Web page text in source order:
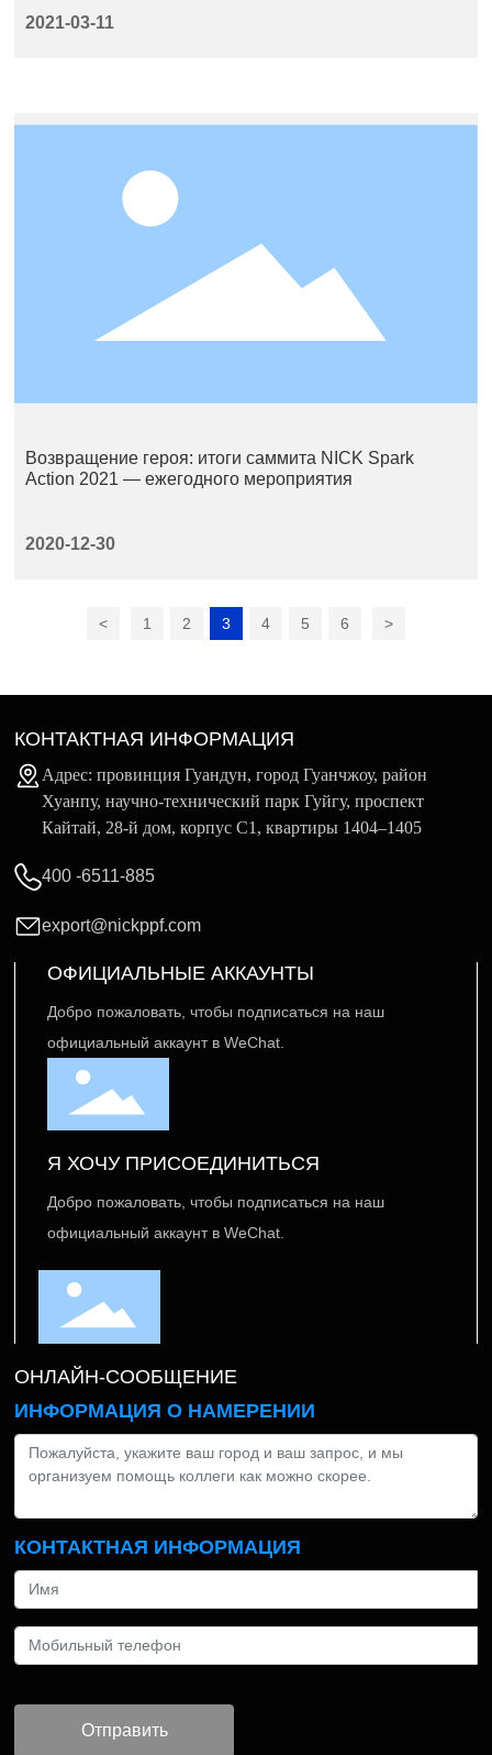
2021-03-11
Возвращение героя: итоги саммита NICK Spark
Action 2021 — ежегодного мероприятия
2020-12-30
< 1 2 3 4 5 6 >
КОНТАКТНАЯ ИНФОРМАЦИЯ
Адрес: провинция Гуандун, город Гуанчжоу, район
Хуанпу, научно-технический парк Гуйгу, проспект
Кайтай, 28-й дом, корпус C1, квартиры 1404–1405
400 -6511-885
export@nickppf.com
ОФИЦИАЛЬНЫЕ АККАУНТЫ
Добро пожаловать, чтобы подписаться на наш
официальный аккаунт в WeChat.
Я ХОЧУ ПРИСОЕДИНИТЬСЯ
Добро пожаловать, чтобы подписаться на наш
официальный аккаунт в WeChat.
ОНЛАЙН-СООБЩЕНИЕ
ИНФОРМАЦИЯ О НАМЕРЕНИИ
КОНТАКТНАЯ ИНФОРМАЦИЯ
Отправить